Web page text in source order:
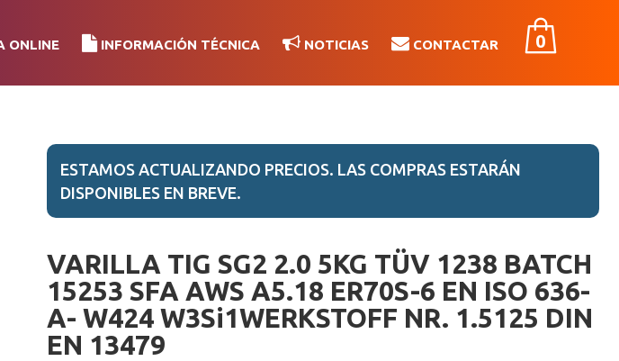
ONLINE INFORMACIÓN TÉCNICA NOTICIAS CONTACTAR
ESTAMOS ACTUALIZANDO PRECIOS. LAS COMPRAS ESTARÁN
DISPONIBLES EN BREVE.
VARILLA TIG SG2 2.0 5KG TÜV 1238 BATCH
15253 SFA AWS A5.18 ER70S-6 EN ISO 636-
A- W424 W3Si1WERKSTOFF NR. 1.5125 DIN
EN 13479
0